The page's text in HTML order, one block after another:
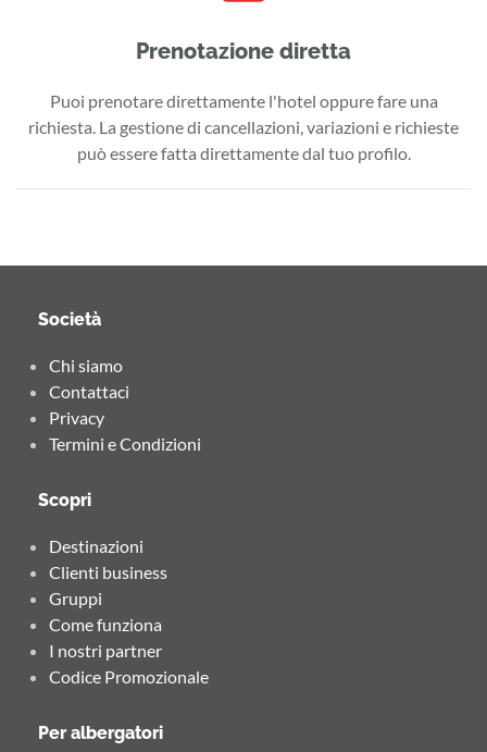
Prenotazione diretta
Puoi prenotare direttamente l'hotel oppure fare una
richiesta. La gestione di cancellazioni, variazioni e richieste
può essere fatta direttamente dal tuo profilo.
Società
Chi siamo
Contattaci
Privacy
Termini e Condizioni
Scopri
Destinazioni
Clienti business
Gruppi
Come funziona
I nostri partner
Codice Promozionale
Per albergatori